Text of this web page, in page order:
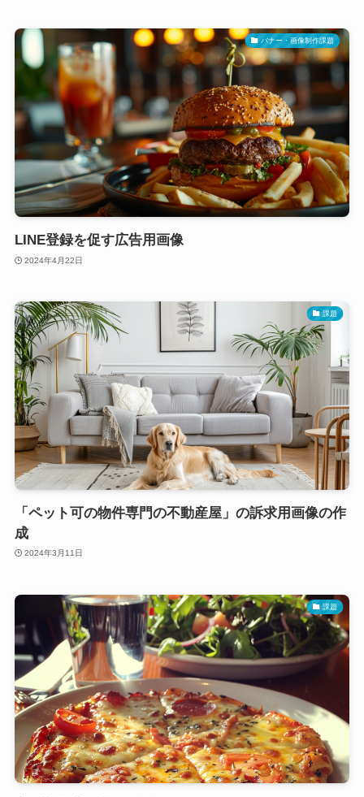
バナー・画像制作課題
LINE登録を促す広告用画像
2024年4月22日
課題
「ペット可の物件専門の不動産屋」の訴求用画像の作
成
2024年3月11日
課題